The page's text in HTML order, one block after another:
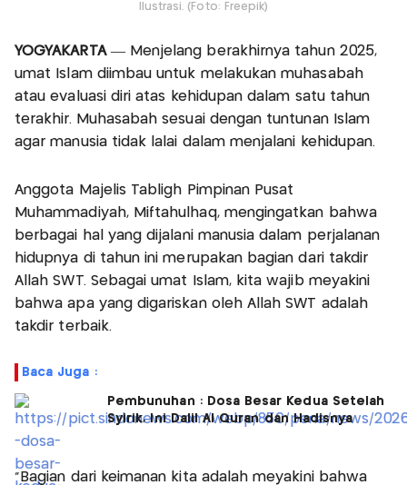
Ilustrasi. (Foto: Freepik)
YOGYAKARTA— Menjelang berakhirnya tahun 2025,
umat Islam diimbau untuk melakukan muhasabah
atau evaluasi diri atas kehidupan dalam satu tahun
terakhir. Muhasabah sesuai dengan tuntunan Islam
agar manusia tidak lalai dalam menjalani kehidupan.
Anggota Majelis Tabligh Pimpinan Pusat
Muhammadiyah, Miftahulhaq, mengingatkan bahwa
berbagai hal yang dijalani manusia dalam perjalanan
hidupnya di tahun ini merupakan bagian dari takdir
Allah SWT. Sebagai umat Islam, kita wajib meyakini
bahwa apa yang digariskan oleh Allah SWT adalah
takdir terbaik.
Baca Juga :
Pembunuhan : Dosa Besar Kedua Setelah
Syirik, Ini Dalil Al Quran dan Hadisnya
“Bagian dari keimanan kita adalah meyakini bahwa